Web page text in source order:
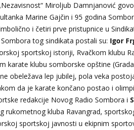
Miroljub Damnjanović
Marine Gajčin i 95 godina
i četiri prve pristupnice u
tog sindikata postali su: Igor
sportskoj istoriji, Rvačkom klubu
karate klubu somborske opštine
obeležava lep jubilej, pola veka
da je karate končano postao i
redakcije Novog Radio Sombora i
rukometnog kluba Ravangrad,
sportskoj javnosti u ekipnim